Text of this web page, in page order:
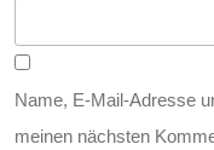
Name, E-Mail-Adresse
meinen nächsten